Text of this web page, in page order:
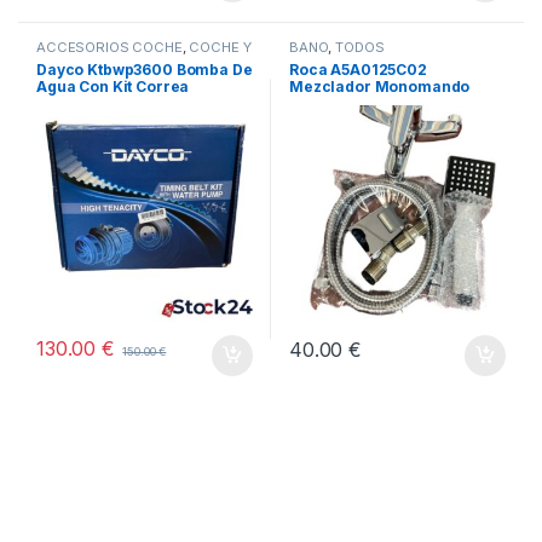
ACCESORIOS COCHE COCHE Y
Dayco Ktbwp3600 Bomba De
Agua Con Kit Correa
130.00€ 150.00€
BAÑO ,TODOS
Roca A5A0125C02
Mezclador Monomando
Baño-Ducha, Coleccion
Victoria, Cromado
40.00€